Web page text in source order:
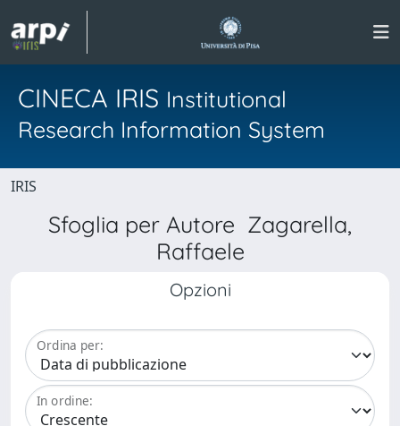
CINECA IRIS Institutional
Research Information System
IRIS
Sfoglia per Autore Zagarella,
Raffaele
Opzioni
Ordina per:
In ordine: